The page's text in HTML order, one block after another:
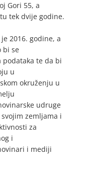
Gori 55, a
tek dvije godine.
2016. godine, a
bi se
te da bi
u
okruženju u
udruge
zemljama i
za
i
i mediji